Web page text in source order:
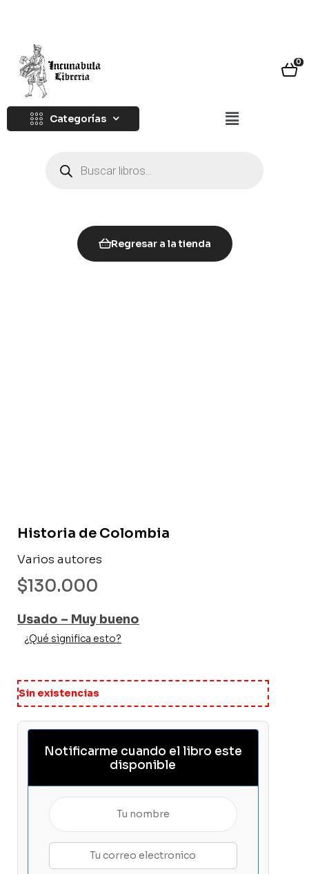
0
Categorías
Regresar a la tienda
Historia de Colombia
Varios autores
$130.000
Usado – Muy bueno
¿Qué significa esto?
Sin existencias
Notificarme cuando el libro este
disponible